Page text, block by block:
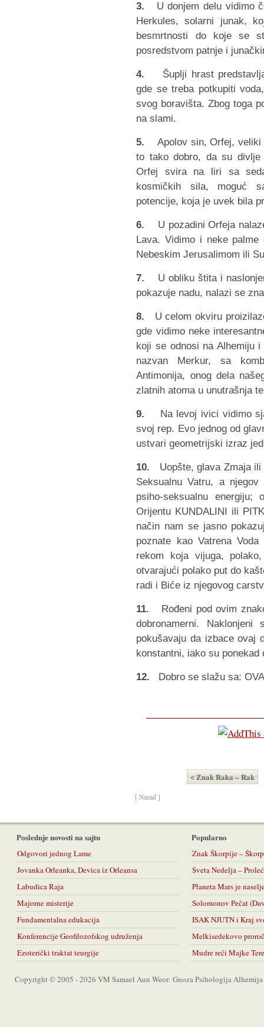
3. U donjem delu vidimo
Herkules, solarni junak,
besmrtnosti do koje se
posredstvom patnje i
4. Šuplji hrast predstavlja
gde se treba potkupiti
svog boravišta. Zbog toga
na slami.
5. Apolov sin, Orfej, veliki
to tako dobro, da su
Orfej svira na liri sa
kosmičkih sila, moguć
potencije, koja je uvek bila
6.
U pozadini Orfeja
Lava. Vidimo i neke
Nebeskim Jerusalimom ili
7. U obliku štita i
pokazuje nadu, nalazi se
8. U celom okviru
gde vidimo neke
koji se odnosi na Alhemiju
nazvan Merkur, sa
Antimonija, onog dela
zlatnih atoma u unutrašnja
9.
Na levoj ivici vidimo
svoj rep. Evo jednog od
ustvari geometrijski izraz
10. Uopšte, glava Zmaja ili
Seksualnu Vatru, a
psiho-seksualnu
Orijentu KUNDALINI ili
način nam se jasno
poznate kao Vatrena
rekom koja vijuga,
otvarajući polako put do
radi i Biće iz njegovog
11. Rođeni pod ovim
dobronamerni.
pokušavaju da izbace ovaj
konstantni, iako su
12. Dobro se slažu sa:
< Znak Raka – Rak
[ Nazad ]
Poslednje novosti na sajtu
Odgovori jednog Lame
Jovanka Orleanka, Devica iz Orleansa
Labudica Raja
Majorne misterije
Fundamentalna edukacija
Konferencije Geofilozofskog udruženja
Ezoterički traktat teurgije
Popularno
Znak Škorpije –
Sveta Nedelja –
Planeta Mars je
Solomonov Pečat
ISAK NJUTN i Kraj
Melkisedekovo
Mudre reči Majke
Copyright © 2005 - 2026 VM Samael Aun Weor: Gnoza Psihologija